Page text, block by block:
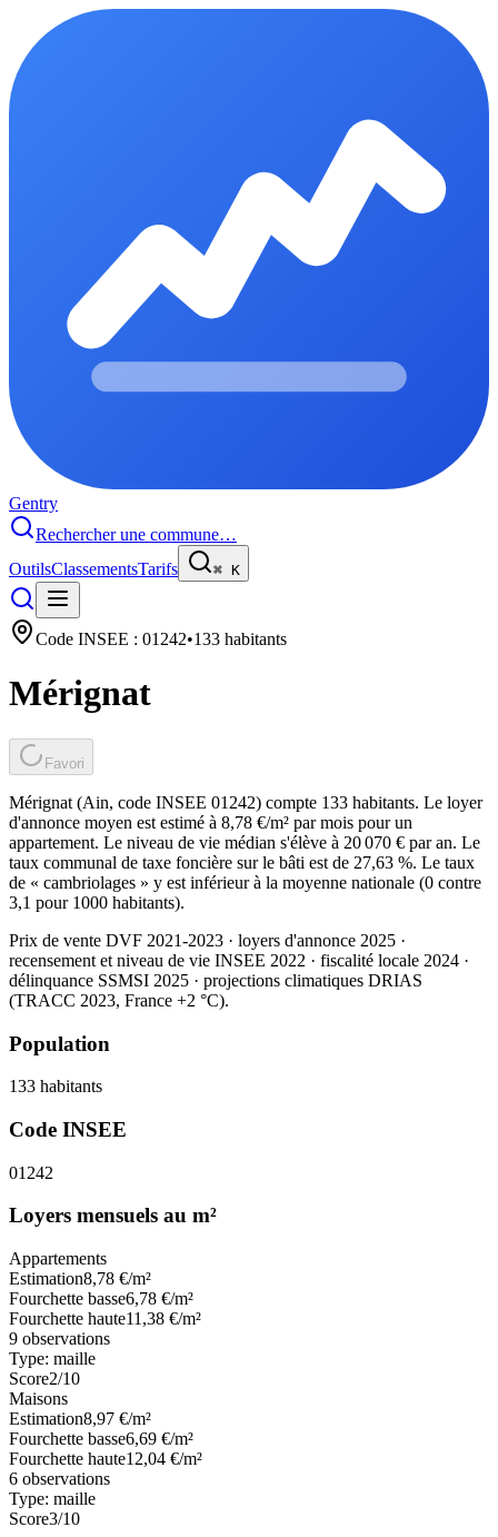
Gentry
Rechercher une commune…
OutilsClassementsTarifs ⌘ K
Code INSEE : 01242•133 habitants
Mérignat
Favori
Mérignat (Ain, code INSEE 01242) compte 133 habitants. Le loyer
d'annonce moyen est estimé à 8,78 €/m² par mois pour un
appartement. Le niveau de vie médian s'élève à 20 070 € par an. Le
taux communal de taxe foncière sur le bâti est de 27,63 %. Le taux
de « cambriolages » y est inférieur à la moyenne nationale (0 contre
3,1 pour 1000 habitants).
Prix de vente DVF 2021-2023 · loyers d'annonce 2025 ·
recensement et niveau de vie INSEE 2022 · fiscalité locale 2024 ·
délinquance SSMSI 2025 · projections climatiques DRIAS
(TRACC 2023, France +2 °C).
Population
133 habitants
Code INSEE
01242
Loyers mensuels au m²
Appartements
Estimation8,78 €/m²
Fourchette basse6,78 €/m²
Fourchette haute11,38 €/m²
9 observations
Type: maille
Score2/10
Maisons
Estimation8,97 €/m²
Fourchette basse6,69 €/m²
Fourchette haute12,04 €/m²
6 observations
Type: maille
Score3/10